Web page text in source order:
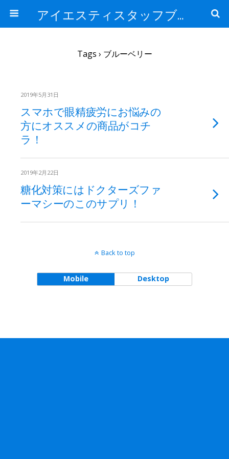
アイエスティスタッフブログ
Tags › ブルーベリー
2019年5月31日
スマホで眼精疲労にお悩みの
方にオススメの商品がコチ
ラ！
2019年2月22日
糖化対策にはドクターズファ
ーマシーのこのサプリ！
Back to top
Mobile Desktop